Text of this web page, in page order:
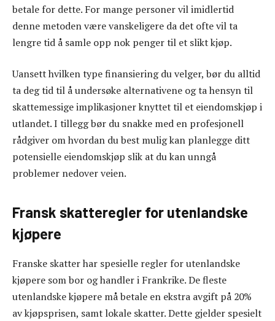
betale for dette. For mange personer vil imidlertid
denne metoden være vanskeligere da det ofte vil ta
lengre tid å samle opp nok penger til et slikt kjøp.
Uansett hvilken type finansiering du velger, bør du alltid
ta deg tid til å undersøke alternativene og ta hensyn til
skattemessige implikasjoner knyttet til et eiendomskjøp i
utlandet. I tillegg bør du snakke med en profesjonell
rådgiver om hvordan du best mulig kan planlegge ditt
potensielle eiendomskjøp slik at du kan unngå
problemer nedover veien.
Fransk skatteregler for utenlandske
kjøpere
Franske skatter har spesielle regler for utenlandske
kjøpere som bor og handler i Frankrike. De fleste
utenlandske kjøpere må betale en ekstra avgift på 20%
av kjøpsprisen, samt lokale skatter. Dette gjelder spesielt